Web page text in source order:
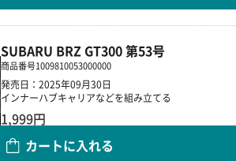
SUBARU BRZ GT300 第53号
商品番号1009810053000000
発売日：2025年09月30日
インナーハブキャリアなどを組み立てる
1,999円
カートに入れる